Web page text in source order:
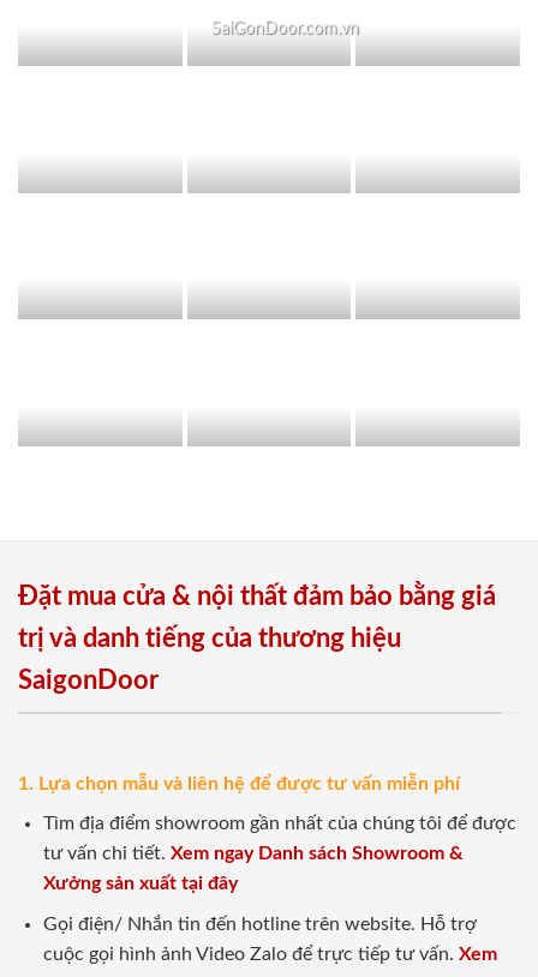
SaiGonDoor.com.vn
Đặt mua cửa & nội thất đảm bảo bằng giá
trị và danh tiếng của thương hiệu
SaigonDoor
1. Lựa chọn mẫu và liên hệ để được tư vấn miễn phí
Tìm địa điểm showroom gần nhất của chúng tôi để được
tư vấn chi tiết. Xem ngay Danh sách Showroom &
Xưởng sản xuất tại đây
Gọi điện/ Nhắn tin đến hotline trên website. Hỗ trợ
cuộc gọi hình ảnh Video Zalo để trực tiếp tư vấn. Xem